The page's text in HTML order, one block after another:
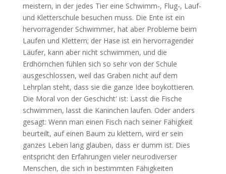
meistern, in der jedes Tier eine Schwimm-, Flug-, Lauf-
und Kletterschule besuchen muss. Die Ente ist ein
hervorragender Schwimmer, hat aber Probleme beim
Laufen und Klettern; der Hase ist ein hervorragender
Läufer, kann aber nicht schwimmen, und die
Erdhörnchen fühlen sich so sehr von der Schule
ausgeschlossen, weil das Graben nicht auf dem
Lehrplan steht, dass sie die ganze Idee boykottieren.
Die Moral von der Geschicht' ist: Lasst die Fische
schwimmen, lasst die Kaninchen laufen. Oder anders
gesagt: Wenn man einen Fisch nach seiner Fähigkeit
beurteilt, auf einen Baum zu klettern, wird er sein
ganzes Leben lang glauben, dass er dumm ist. Dies
entspricht den Erfahrungen vieler neurodiverser
Menschen, die sich in bestimmten Fähigkeiten